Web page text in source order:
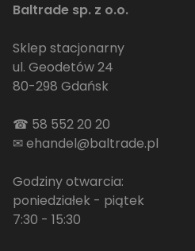
Baltrade sp. z o.o.
Sklep stacjonarny
ul. Geodetów 24
80-298 Gdańsk
☎ 58 552 20 20
✉ehandel@baltrade.pl
Godziny otwarcia:
poniedziałek - piątek
7:30 - 15:30